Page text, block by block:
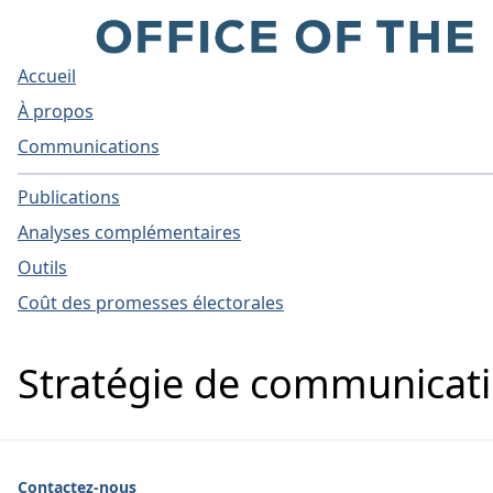
Accueil
À propos
Communications
Publications
Analyses complémentaires
Outils
Coût des promesses électorales
Stratégie de
Contactez-nous